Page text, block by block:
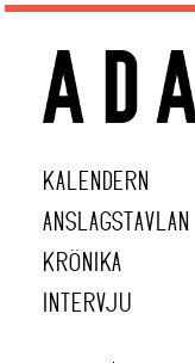
KALENDERN
ANSLAGSTAVLAN
KRÖNIKA
INTERVJU